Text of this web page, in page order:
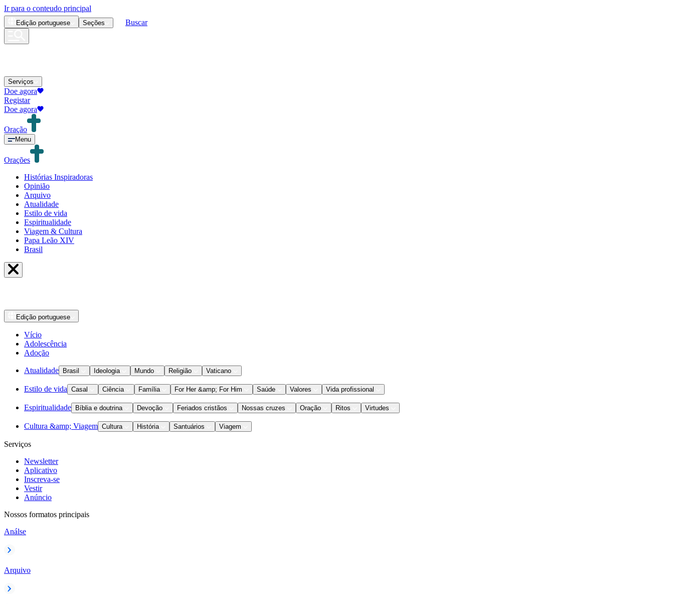
Ir para o conteudo principal
Edição portuguese Seções Buscar
Serviços
Doe agora
Registar
Doe agora
Oração
Menu
Orações
Histórias Inspiradoras
Opinião
Arquivo
Atualidade
Estilo de vida
Espiritualidade
Viagem & Cultura
Papa Leão XIV
Brasil
Edição portuguese
Vício
Adolescência
Adoção
Atualidade Brasil Ideologia Mundo Religião Vaticano
Estilo de vida Casal Ciência Família For Her &amp; For Him Saúde Valores Vida profissional
Espiritualidade Bíblia e doutrina Devoção Feriados cristãos Nossas cruzes Oração Ritos Virtudes
Cultura &amp; Viagem Cultura História Santuários Viagem
Serviços
Newsletter
Aplicativo
Inscreva-se
Vestir
Anúncio
Nossos formatos principais
Análse
Arquivo